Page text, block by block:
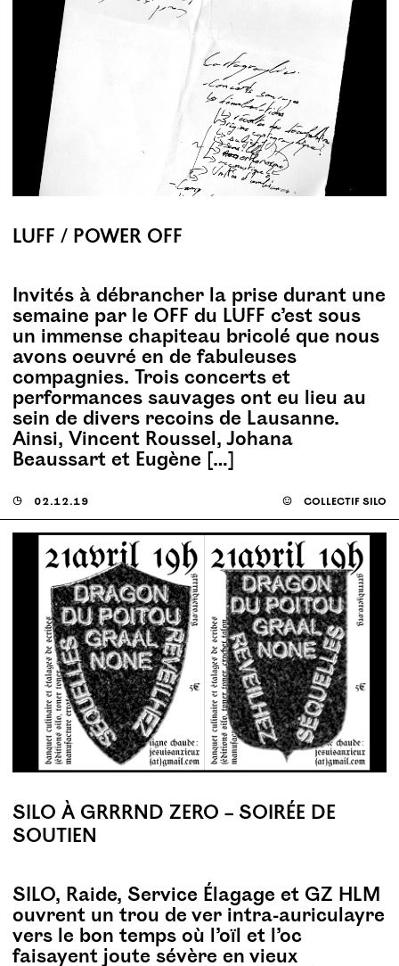
LUFF / POWER OFF
Invités à débrancher la prise durant une
semaine par le OFF du LUFF c’est sous
un immense chapiteau bricolé que nous
avons oeuvré en de fabuleuses
compagnies. Trois concerts et
performances sauvages ont eu lieu au
sein de divers recoins de Lausanne.
Ainsi, Vincent Roussel, Johana
Beaussart et Eugène […]
◶ 02.12.19 ☺ collectif silo
SILO À GRRRND ZERO – SOIRÉE DE
SOUTIEN
SILO, Raide, Service Élagage et GZ HLM
ouvrent un trou de ver intra-auriculayre
vers le bon temps où l’oïl et l’oc
faisayent joute sévère en vieux